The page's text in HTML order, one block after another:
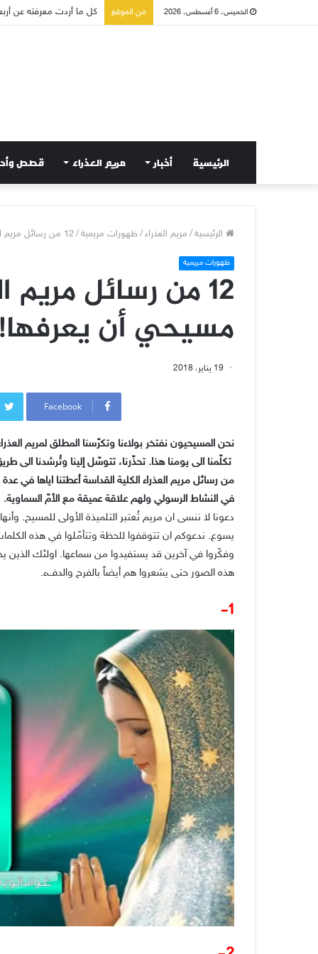
الخميس، 6 أغسطس، 2026 من الموقع صلاة إلى مريم سلطانة
الرئيسية أخبار مريم العذراء قصص
الرئيسية/ مريم العذراء/ ظهورات مريمية/12 من رسائل مريم العذراء على كل مسيحي أن يعرفها!
ظهورات مريمية
12 من رسائل
مسيحي أن
19 يناير، 2018
Facebook
نحن المسيحيون نفتخر بولاءنا وتكرّسنا المطلق لمريم
تكلّمنا الى يومنا هذا. تحذّرنا، تتوسّل إلينا وتُرشدنا
من رسائل مريم العذراء الكلية القداسة أعطتنا اياها
في النشاط الرسولي ولهم علاقة عميقة مع الأمّ السماوية.
دعونا لا ننسى ان مريم تُعتبر التلميذة الأولى للمسيح.
يسوع. ندعوكم ان تتوقفوا للحظة وتتأمّلوا في هذه
وفكّروا في آخرين قد يستفيدوا من سماعها. اولئك
هذه الصور حتى يشعروا هم أيضاً بالفرح والدفء.
1-